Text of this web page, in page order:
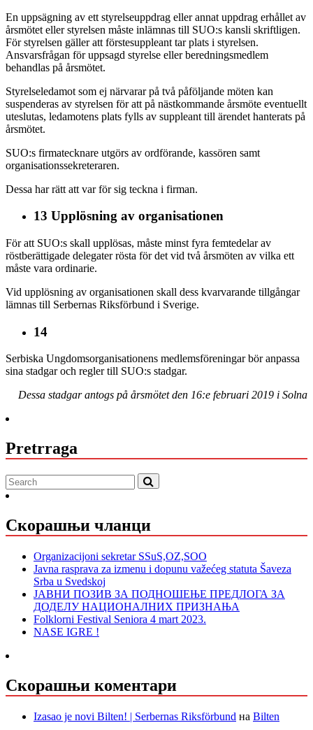
En uppsägning av ett styrelseuppdrag eller annat uppdrag erhållet av
årsmötet eller styrelsen måste inlämnas till SUO:s kansli skriftligen.
För styrelsen gäller att förstesuppleant tar plats i styrelsen.
Ansvarsfrågan för uppsagd styrelse eller beredningsmedlem
behandlas på årsmötet.
Styrelseledamot som ej närvarar på två påföljande möten kan
suspenderas av styrelsen för att på nästkommande årsmöte eventuellt
uteslutas, ledamotens plats fylls av suppleant till ärendet hanterats på
årsmötet.
SUO:s firmatecknare utgörs av ordförande, kassören samt
organisationssekreteraren.
Dessa har rätt att var för sig teckna i firman.
13 Upplösning av organisationen
För att SUO:s skall upplösas, måste minst fyra femtedelar av
röstberättigade delegater rösta för det vid två årsmöten av vilka ett
måste vara ordinarie.
Vid upplösning av organisationen skall dess kvarvarande tillgångar
lämnas till Serbernas Riksförbund i Sverige.
14
Serbiska Ungdomsorganisationens medlemsföreningar bör anpassa
sina stadgar och regler till SUO:s stadgar.
Dessa stadgar antogs på årsmötet den 16:e februari 2019 i Solna
Pretrraga
Скорашњи чланци
Organizacijoni sekretar SSuS,OZ,SOO
Javna rasprava za izmenu i dopunu važećeg statuta Šaveza
Srba u Svedskoj
ЈАВНИ ПОЗИВ ЗА ПОДНОШЕЊЕ ПРЕДЛОГА ЗА
ДОДЕЛУ НАЦИОНАЛНИХ ПРИЗНАЊА
Folklorni Festival Seniora 4 mart 2023.
NASE IGRE !
Скорашњи коментари
Izasao je novi Bilten! | Serbernas Riksförbund на Bilten